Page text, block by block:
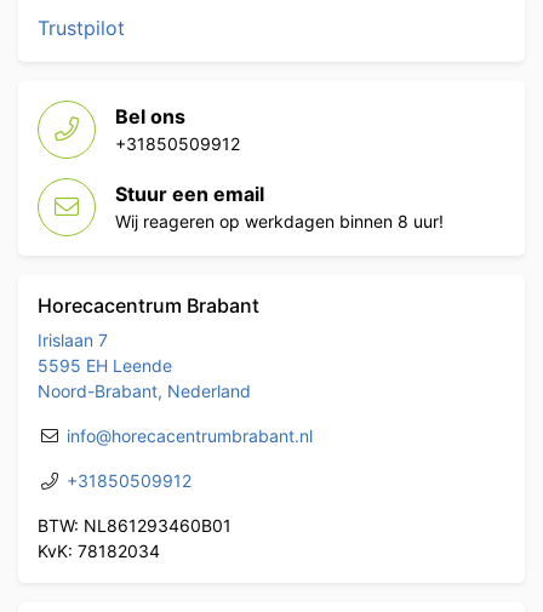
Trustpilot
Bel ons
+31850509912
Stuur een email
Wij reageren op werkdagen binnen 8 uur!
Horecacentrum Brabant
Irislaan 7
5595 EH Leende
Noord-Brabant, Nederland
info@horecacentrumbrabant.nl
+31850509912
BTW: NL861293460B01
KvK: 78182034